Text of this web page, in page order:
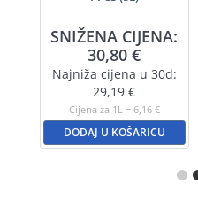
SNIŽENA CIJENA:
30,80€
Najniža cijena u 30d:
29,19€
Cijena za 1L = 6,16 €
DODAJ U KOŠARICU